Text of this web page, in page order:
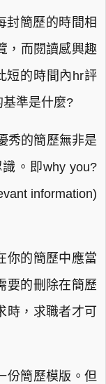
封簡歷的時間相
，而閱讀感興趣
短的時間內hr評
基準是什麼?
秀的簡歷無非是
。即why you?
information)
你的簡歷中應當
要的刪除在簡歷
，求職者才可
份簡歷模版。但